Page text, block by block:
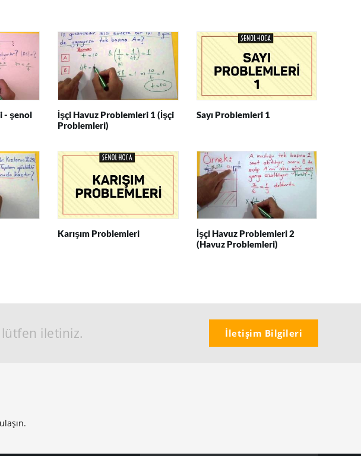
- şenol
İşçi Havuz Problemleri 1 (İşçi
Problemleri)
Sayı Problemleri 1
Karışım Problemleri
İşçi Havuz Problemleri 2
(Havuz Problemleri)
iletiniz. İletişim Bilgileri